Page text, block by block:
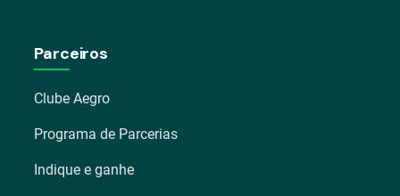
Parceiros
Clube Aegro
Programa de Parcerias
Indique e ganhe